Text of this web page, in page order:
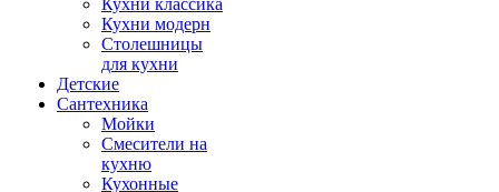
Кухни классика
Кухни модерн
Столешницы
для кухни
Детские
Сантехника
Мойки
Смесители на
кухню
Кухонные